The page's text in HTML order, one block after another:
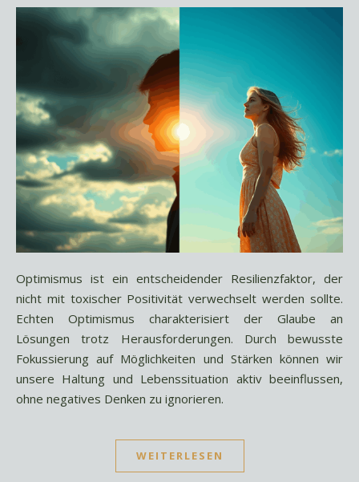
Optimismus ist ein entscheidender Resilienzfaktor, der
nicht mit toxischer Positivität verwechselt werden sollte.
Echten Optimismus charakterisiert der Glaube an
Lösungen trotz Herausforderungen. Durch bewusste
Fokussierung auf Möglichkeiten und Stärken können wir
unsere Haltung und Lebenssituation aktiv beeinflussen,
ohne negatives Denken zu ignorieren.
WEITERLESEN